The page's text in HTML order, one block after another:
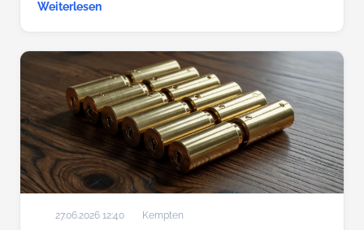
Weiterlesen
27.06.2026 12:40 Kempten